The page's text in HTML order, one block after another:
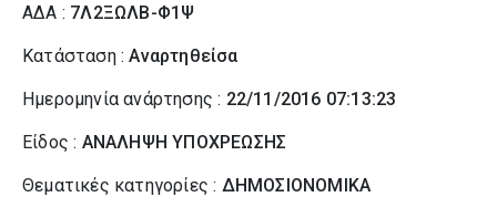
ΑΔΑ : 7Λ2ΞΩΛΒ-Φ1Ψ
Κατάσταση :Αναρτηθείσα
Ημερομηνία ανάρτησης : 22/11/2016 07:13:23
Είδος : ΑΝΑΛΗΨΗ ΥΠΟΧΡΕΩΣΗΣ
Θεματικές κατηγορίες : ΔΗΜΟΣΙΟΝΟΜΙΚΑ